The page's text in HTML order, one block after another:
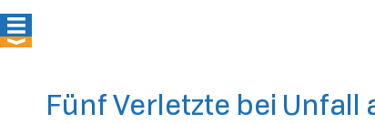
Fünf Verletzte bei Unfall